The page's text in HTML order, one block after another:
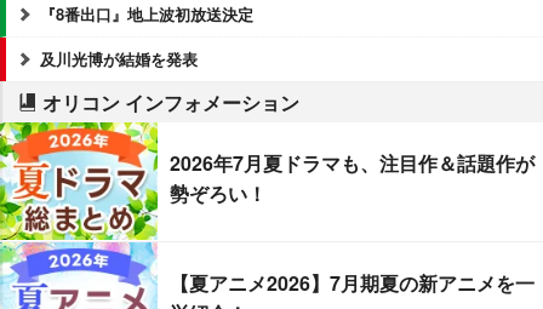
『8番出口』地上波初放送決定
及川光博が結婚を発表
オリコン インフォメーション
2026年7月夏ドラマも、注目作＆話題作が
勢ぞろい！
【夏アニメ2026】7月期夏の新アニメを一